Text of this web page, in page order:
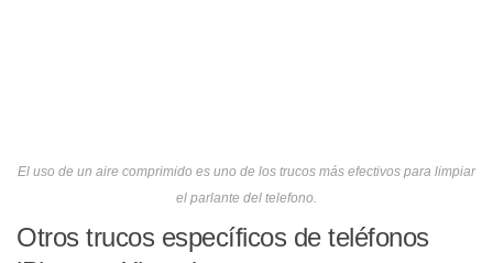
El uso de un aire comprimido es uno de los trucos más efectivos para limpiar
el parlante del telefono.
Otros trucos específicos de teléfonos